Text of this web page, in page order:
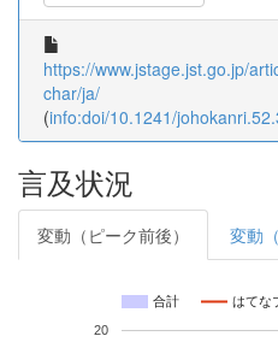
https://www.jstage.jst.go.jp/
char/ja/
(info:doi/10.1241/
言及状況
変動（ピーク前後） 変動
合計 はてな
20